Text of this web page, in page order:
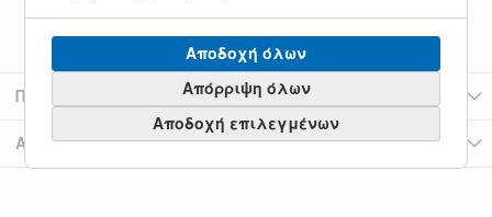
Περισσότερες Πληροφορίες
Αξιολογήσεις
Αποδοχή όλων
Απόρριψη όλων
Αποδοχή επιλεγμένων